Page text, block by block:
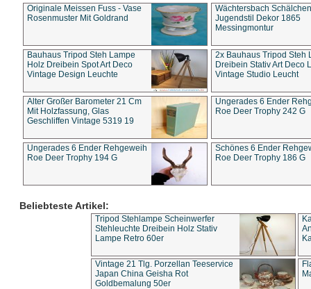
Originale Meissen Fuss - Vase
Rosenmuster Mit Goldrand
Wächtersbach Schälchen
Jugendstil Dekor 1865
Messingmontur
Bauhaus Tripod Steh Lampe
Holz Dreibein Spot Art Deco
Vintage Design Leuchte
2x Bauhaus Tripod Steh
Dreibein Stativ Art Deco
Vintage Studio Leucht
Alter Großer Barometer 21 Cm
Mit Holzfassung, Glas
Geschliffen Vintage 5319 19
Ungerades 6 Ender
Roe Deer Trophy 242 G
Ungerades 6 Ender Rehgeweih
Roe Deer Trophy 194 G
Schönes 6 Ender
Roe Deer Trophy 186 G
Beliebteste Artikel:
Tripod Stehlampe Scheinwerfer
Stehleuchte Dreibein Holz Stativ
Lampe Retro 60er
Vintage 21 Tlg. Porzellan Teeservice
Japan China Geisha Rot
Goldbemalung 50er